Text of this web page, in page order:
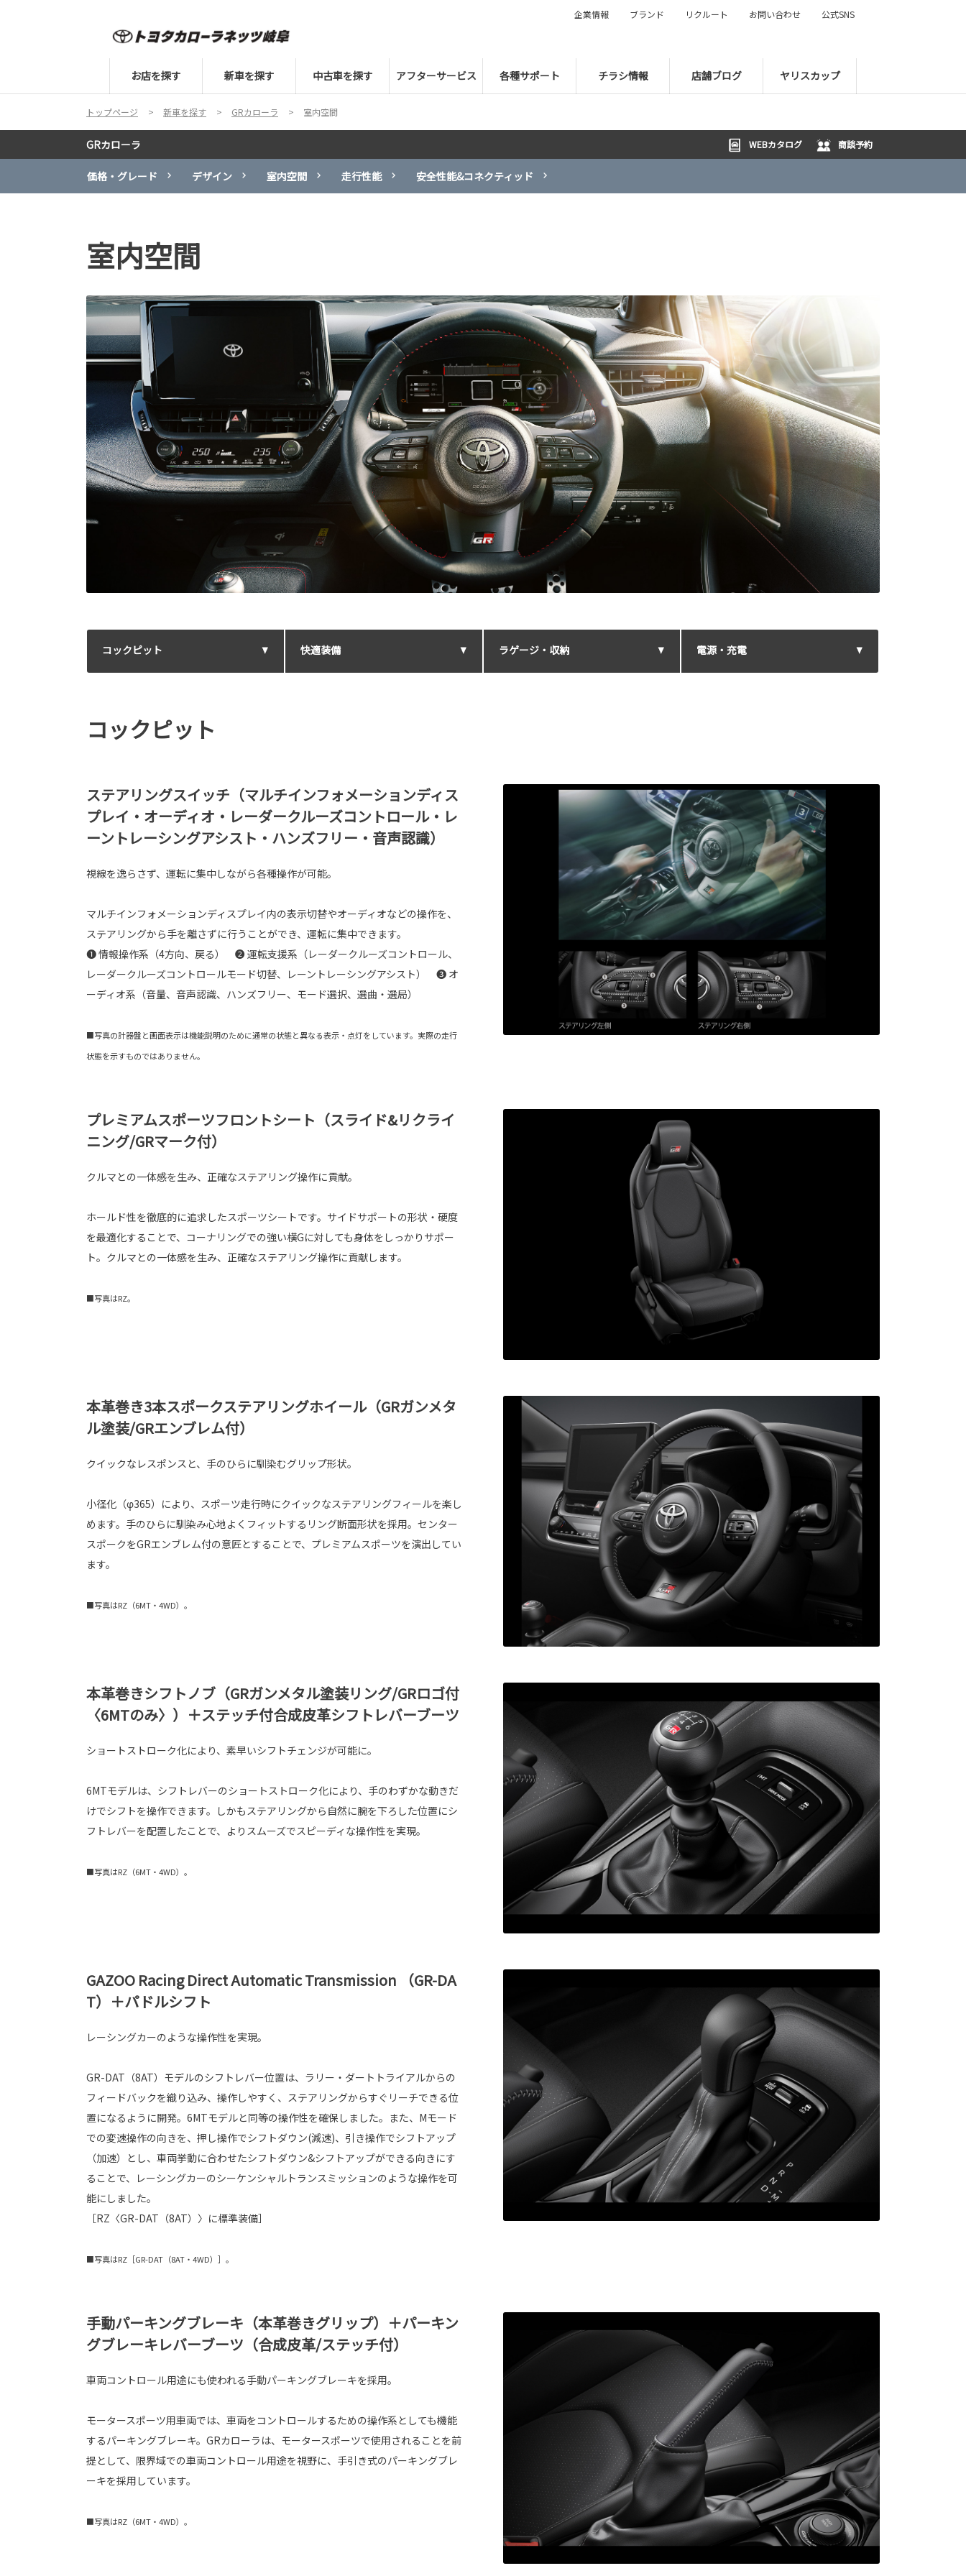
お店を探す 新車を探す 中古車を探す アフターサービス 各種サポート チラシ情報 店舗ブログ ヤリスカップ
企業情報 ブランド リクルート お問い合わせ 公式SNS
トップページ 新車を探す GRカローラ 室内空間
GRカローラ WEBカタログ 商談予約
価格・グレード デザイン 室内空間 走行性能 安全性能&コネクティッド
室内空間
コックピット 快適装備 ラゲージ・収納 電源・充電
コックピット
ステアリングスイッチ（マルチインフォメーションディス
プレイ・オーディオ・レーダークルーズコントロール・レ
ーントレーシングアシスト・ハンズフリー・音声認識）
視線を逸らさず、運転に集中しながら各種操作が可能。
マルチインフォメーションディスプレイ内の表示切替やオーディオなどの操作を、
ステアリングから手を離さずに行うことができ、運転に集中できます。
❶ 情報操作系（4方向、戻る） ❷ 運転支援系（レーダークルーズコントロール、
レーダークルーズコントロールモード切替、レーントレーシングアシスト） ❸ オ
ーディオ系（音量、音声認識、ハンズフリー、モード選択、選曲・選局）
■写真の計器盤と画面表示は機能説明のために通常の状態と異なる表示・点灯をしています。実際の走行
状態を示すものではありません。
プレミアムスポーツフロントシート（スライド&リクライ
ニング/GRマーク付）
クルマとの一体感を生み、正確なステアリング操作に貢献。
ホールド性を徹底的に追求したスポーツシートです。サイドサポートの形状・硬度
を最適化することで、コーナリングでの強い横Gに対しても身体をしっかりサポー
ト。クルマとの一体感を生み、正確なステアリング操作に貢献します。
■写真はRZ。
本革巻き3本スポークステアリングホイール（GRガンメタ
ル塗装/GRエンブレム付）
クイックなレスポンスと、手のひらに馴染むグリップ形状。
小径化（φ365）により、スポーツ走行時にクイックなステアリングフィールを楽し
めます。手のひらに馴染み心地よくフィットするリング断面形状を採用。センター
スポークをGRエンブレム付の意匠とすることで、プレミアムスポーツを演出してい
ます。
■写真はRZ（6MT・4WD）。
本革巻きシフトノブ（GRガンメタル塗装リング/GRロゴ付
〈6MTのみ〉）＋ステッチ付合成皮革シフトレバーブーツ
ショートストローク化により、素早いシフトチェンジが可能に。
6MTモデルは、シフトレバーのショートストローク化により、手のわずかな動きだ
けでシフトを操作できます。しかもステアリングから自然に腕を下ろした位置にシ
フトレバーを配置したことで、よりスムーズでスピーディな操作性を実現。
■写真はRZ（6MT・4WD）。
GAZOO Racing Direct Automatic Transmission （GR-DA
T）＋パドルシフト
レーシングカーのような操作性を実現。
GR-DAT（8AT）モデルのシフトレバー位置は、ラリー・ダートトライアルからの
フィードバックを織り込み、操作しやすく、ステアリングからすぐリーチできる位
置になるように開発。6MTモデルと同等の操作性を確保しました。また、Mモード
での変速操作の向きを、押し操作でシフトダウン(減速)、引き操作でシフトアップ
（加速）とし、車両挙動に合わせたシフトダウン&シフトアップができる向きにす
ることで、レーシングカーのシーケンシャルトランスミッションのような操作を可
能にしました。
［RZ〈GR-DAT（8AT）〉に標準装備］
■写真はRZ［GR-DAT（8AT・4WD）］。
手動パーキングブレーキ（本革巻きグリップ）＋パーキン
グブレーキレバーブーツ（合成皮革/ステッチ付）
車両コントロール用途にも使われる手動パーキングブレーキを採用。
モータースポーツ用車両では、車両をコントロールするための操作系としても機能
するパーキングブレーキ。GRカローラは、モータースポーツで使用されることを前
提として、限界域での車両コントロール用途を視野に、手引き式のパーキングブレ
ーキを採用しています。
■写真はRZ（6MT・4WD）。